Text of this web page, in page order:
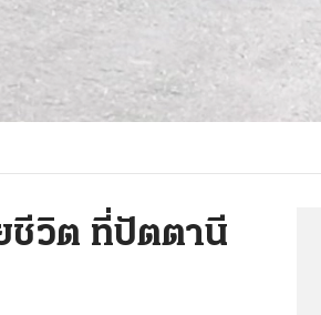
ชีวิต ที่ปัตตานี